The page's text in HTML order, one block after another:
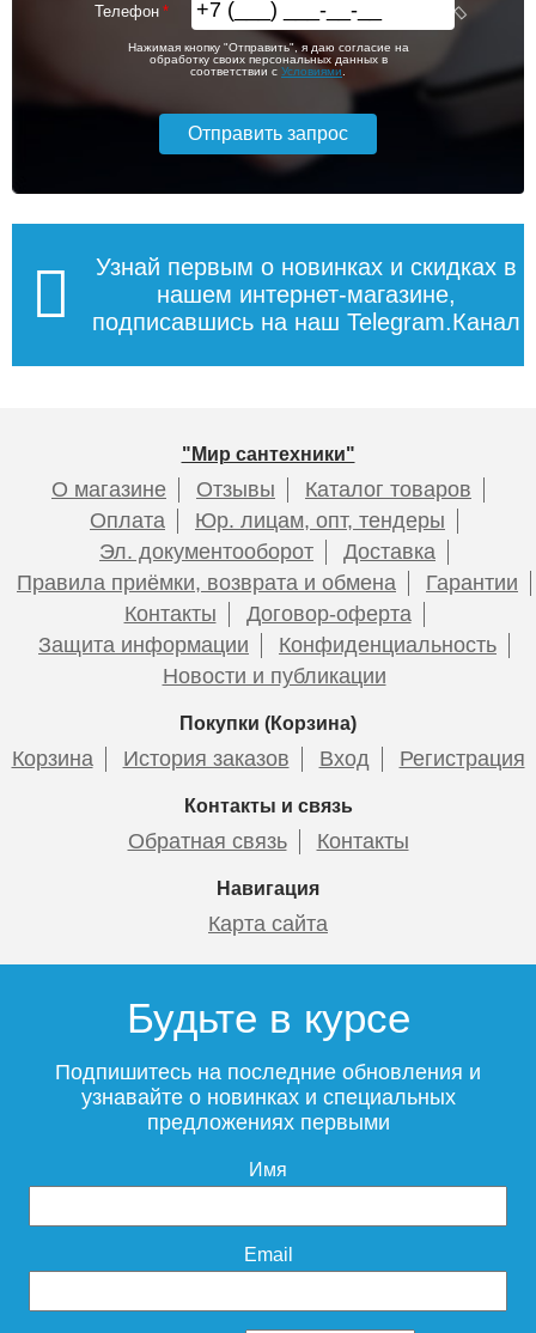
Телефон
Нажимая кнопку "Отправить", я даю согласие на
обработку своих персональных данных в
соответствии с Условиями.
Узнай первым о новинках и скидках в
нашем интернет-магазине,
подписавшись на наш Telegram.Канал
"Мир сантехники"
О магазине Отзывы
Каталог товаров
Оплата
Юр. лицам, опт, тендеры
Эл. документооборот
Доставка
Правила приёмки, возврата и обмена
Гарантии
Контакты
Договор-оферта
Защита информации
Конфиденциальность
Новости и публикации
Покупки (Корзина)
Корзина История заказов Вход Регистрация
Контакты и связь
Обратная связь Контакты
Навигация
Карта сайта
Будьте в курсе
Подпишитесь на последние обновления и
узнавайте о новинках и специальных
предложениях первыми
Имя
Email